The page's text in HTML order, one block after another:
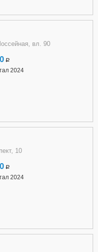
вл. 90
a
2024
10
a
2024